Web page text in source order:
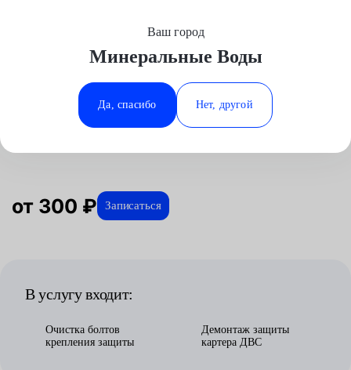
Минеральные Воды
Ростов-на-Дону
Ставрополь
Ваш город
Минеральные Воды
Да, спасибо Нет, другой
Услуги ОтзывыАвтосервис
Снятие защиты картера для Kia в
Минеральных водах
от 300 ₽ Записаться
В услугу входит:
Очистка болтов
крепления защиты
Демонтаж защиты
картера ДВС